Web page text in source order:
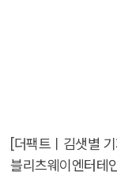
[더팩트ㅣ김샛별
블리츠웨이엔터테